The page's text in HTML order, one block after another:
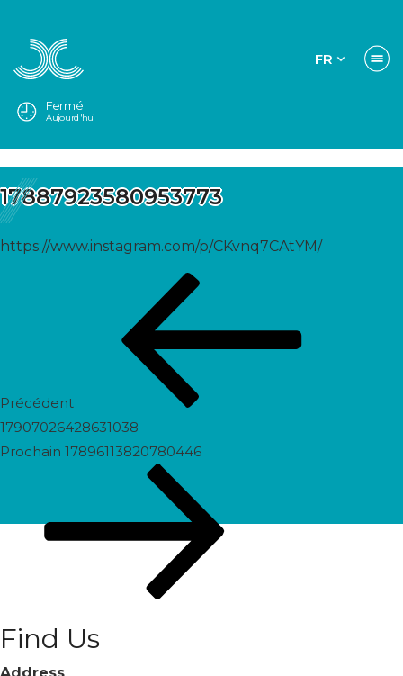
FR
Fermé
Aujourd'hui
17887923580953773
https://www.instagram.com/p/CKvnq7CAtYM/
Précédent
17907026428631038
Prochain
Prochain 17896113820780446
Find Us